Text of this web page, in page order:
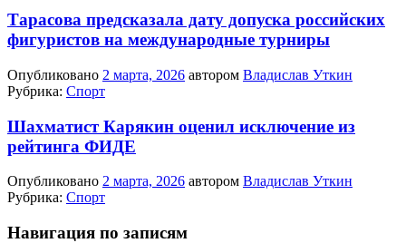
Тарасова предсказала дату допуска российских
фигуристов на международные турниры
Опубликовано 2 марта, 2026 автором Владислав Уткин
Рубрика: Спорт
Шахматист Карякин оценил исключение из
рейтинга ФИДЕ
Опубликовано 2 марта, 2026 автором Владислав Уткин
Рубрика: Спорт
Навигация по записям